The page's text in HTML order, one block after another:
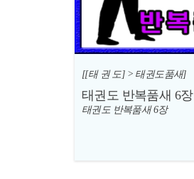
[[태 권 도] > 태권도품새]
태권도 반복품새 6장
태권도 반복품새 6장